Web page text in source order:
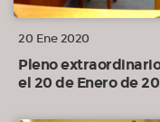
20 Ene 2020
Pleno
el 20 de Enero de